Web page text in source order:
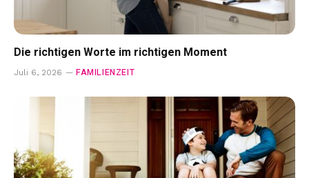
Die richtigen Worte im richtigen Moment
Juli 6, 2026 FAMILIENZEIT